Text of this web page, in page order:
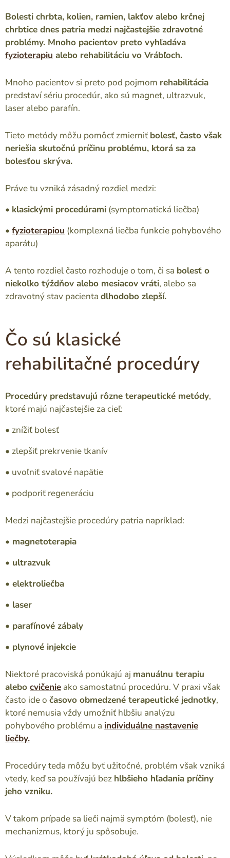
Bolesti chrbta, kolien, ramien, lakťov alebo krčnej
chrbtice dnes patria medzi najčastejšie zdravotné
problémy. Mnoho pacientov preto vyhľadáva
fyzioterapiu alebo rehabilitáciu vo Vrábľoch.
Mnoho pacientov si preto pod pojmom rehabilitácia
predstaví sériu procedúr, ako sú magnet, ultrazvuk,
laser alebo parafín.
Tieto metódy môžu pomôcť zmierniť bolesť, často však
neriešia skutočnú príčinu problému, ktorá sa za
bolesťou skrýva.
Práve tu vzniká zásadný rozdiel medzi:
• klasickými procedúrami (symptomatická liečba)
• fyzioterapiou (komplexná liečba funkcie pohybového
aparátu)
A tento rozdiel často rozhoduje o tom, či sa bolesť o
niekoľko týždňov alebo mesiacov vráti, alebo sa
zdravotný stav pacienta dlhodobo zlepší.
Čo sú klasické
rehabilitačné procedúry
Procedúry predstavujú rôzne terapeutické metódy,
ktoré majú najčastejšie za cieľ:
• znížiť bolesť
• zlepšiť prekrvenie tkanív
• uvoľniť svalové napätie
• podporiť regeneráciu
Medzi najčastejšie procedúry patria napríklad:
• magnetoterapia
• ultrazvuk
• elektroliečba
• laser
• parafínové zábaly
• plynové injekcie
Niektoré pracoviská ponúkajú aj manuálnu terapiu
alebo cvičenie ako samostatnú procedúru. V praxi však
často ide o časovo obmedzené terapeutické jednotky,
ktoré nemusia vždy umožniť hlbšiu analýzu
pohybového problému a individuálne nastavenie
liečby.
Procedúry teda môžu byť užitočné, problém však vzniká
vtedy, keď sa používajú bez hlbšieho hľadania príčiny
jeho vzniku.
V takom prípade sa lieči najmä symptóm (bolesť), nie
mechanizmus, ktorý ju spôsobuje.